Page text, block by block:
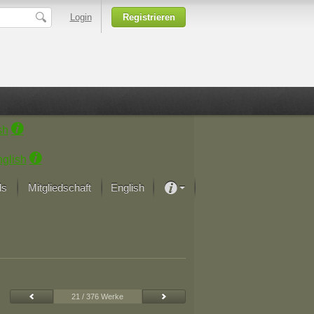
Login Registrieren
Mitgliedschaft English
Kunsthäuser
21 / 376 Werke